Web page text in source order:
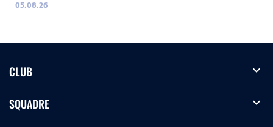
05.08.26
CLUB expand_more
SQUADRE expand_more